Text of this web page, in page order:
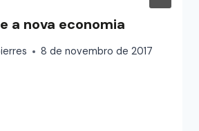
a nova economia
8 de novembro de 2017